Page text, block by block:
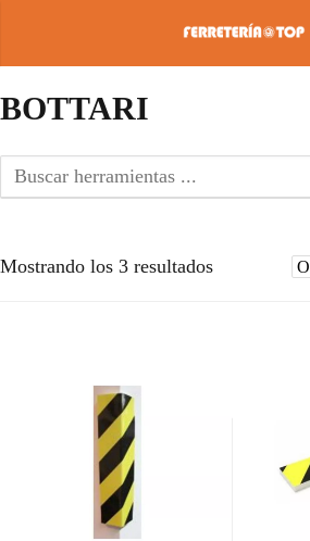
BOTTARI
Mostrando los 3 resultados